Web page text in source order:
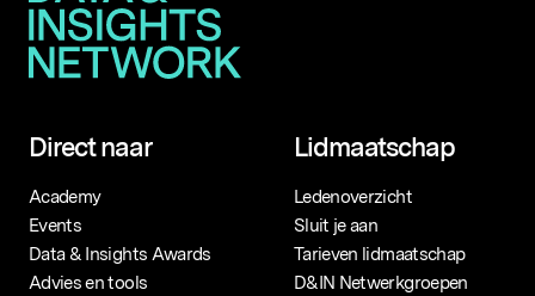
Direct naar
Academy
Events
Data & Insights Awards
Advies en tools
Lidmaatschap
Ledenoverzicht
Sluit je aan
Tarieven lidmaatschap
D&IN Netwerkgroepen